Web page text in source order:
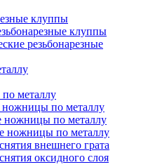
клуппы
клуппы
резьбонарезные
металлу
по металлу
ножницы по металлу
ножницы по металлу
внешнего грата
оксидного слоя